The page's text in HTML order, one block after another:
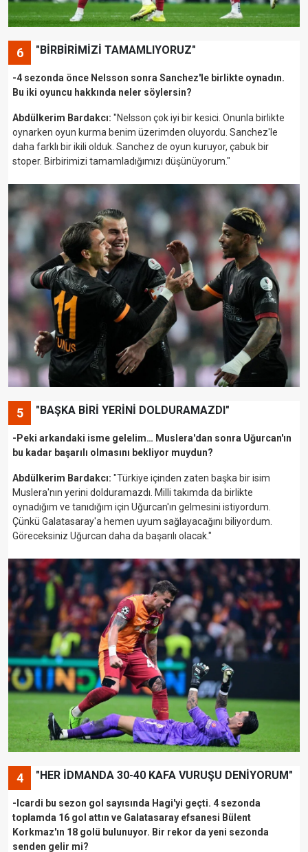
6 "BİRBİRİMİZİ TAMAMLIYORUZ"
-4 sezonda önce Nelsson sonra Sanchez'le birlikte oynadın.
Bu iki oyuncu hakkında neler söylersin?
Abdülkerim Bardakcı: "Nelsson çok iyi bir kesici. Onunla birlikte
oynarken oyun kurma benim üzerimden oluyordu. Sanchez'le
daha farklı bir ikili olduk. Sanchez de oyun kuruyor, çabuk bir
stoper. Birbirimizi tamamladığımızı düşünüyorum."
5 "BAŞKA BİRİ YERİNİ DOLDURAMAZDI"
-Peki arkandaki isme gelelim… Muslera'dan sonra Uğurcan'ın
bu kadar başarılı olmasını bekliyor muydun?
Abdülkerim Bardakcı: "Türkiye içinden zaten başka bir isim
Muslera'nın yerini dolduramazdı. Milli takımda da birlikte
oynadığım ve tanıdığım için Uğurcan'ın gelmesini istiyordum.
Çünkü Galatasaray'a hemen uyum sağlayacağını biliyordum.
Göreceksiniz Uğurcan daha da başarılı olacak."
4 "HER İDMANDA 30-40 KAFA VURUŞU DENİYORUM"
-Icardi bu sezon gol sayısında Hagi'yi geçti. 4 sezonda
toplamda 16 gol attın ve Galatasaray efsanesi Bülent
Korkmaz'ın 18 golü bulunuyor. Bir rekor da yeni sezonda
senden gelir mi?